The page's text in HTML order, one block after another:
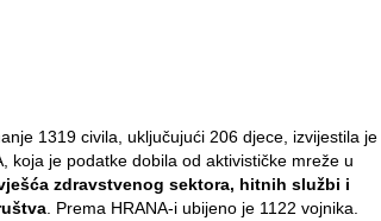
1319 civila, uključujući 206 djece, izvijestila je
koja je podatke dobila od aktivističke mreže u
zdravstvenog sektora, hitnih službi i
. Prema HRANA-i ubijeno je 1122 vojnika.